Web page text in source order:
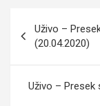
чланка
Uživo –
(20.04.2020)
Uživo – Presek